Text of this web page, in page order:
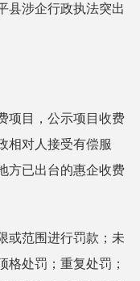
县涉企行政执法突出
目，公示项目收费
相对人接受有偿服
方已出台的惠企收费
范围进行罚款；未
格处罚；重复处罚；